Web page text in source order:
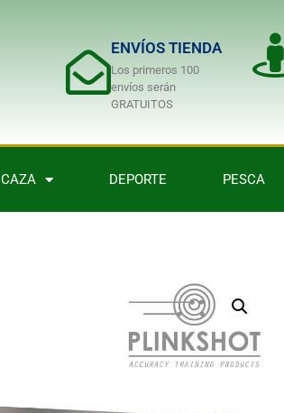
ENVÍOS TIENDA
Los primeros 100
envíos serán
GRATUITOS
CAZA DEPORTE PESCA